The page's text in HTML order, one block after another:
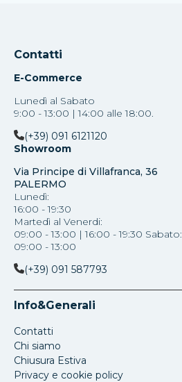
Contatti
E-Commerce
Lunedì al Sabato
9:00 - 13:00 | 14:00 alle 18:00.
(+39) 091 6121120
Showroom
Via Principe di Villafranca, 36
PALERMO
Lunedì:
16:00 - 19:30
Martedì al Venerdi:
09:00 - 13:00 | 16:00 - 19:30 Sabato:
09:00 - 13:00
(+39) 091 587793
Info&Generali
Contatti
Chi siamo
Chiusura Estiva
Privacy e cookie policy